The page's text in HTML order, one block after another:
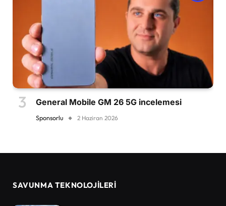
General Mobile GM 26 5G incelemesi
Sponsorlu 2 Haziran 2026
SAVUNMA TEKNOLOJİLERİ